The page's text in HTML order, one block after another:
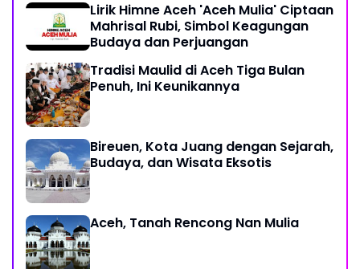
Lirik Himne Aceh 'Aceh Mulia' Ciptaan
Mahrisal Rubi, Simbol Keagungan
Budaya dan Perjuangan
Tradisi Maulid di Aceh Tiga Bulan
Penuh, Ini Keunikannya
Bireuen, Kota Juang dengan Sejarah,
Budaya, dan Wisata Eksotis
Aceh, Tanah Rencong Nan Mulia